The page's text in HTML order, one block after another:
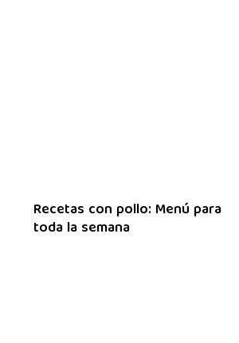
Recetas con pollo: Menú para
toda la semana